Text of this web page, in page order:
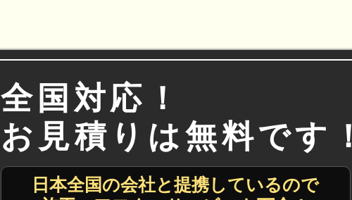
全国対応！
お見積りは無料です！
日本全国の会社と提携しているので